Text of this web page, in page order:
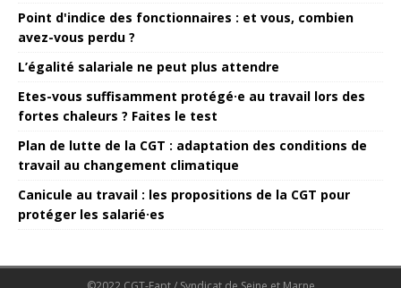
Point d'indice des fonctionnaires : et vous, combien
avez-vous perdu ?
L’égalité salariale ne peut plus attendre
Etes-vous suffisamment protégé·e au travail lors des
fortes chaleurs ? Faites le test
Plan de lutte de la CGT : adaptation des conditions de
travail au changement climatique
Canicule au travail : les propositions de la CGT pour
protéger les salarié·es